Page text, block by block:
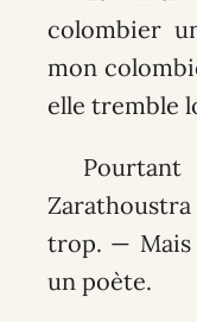
colombier
mon
elle tremble
trop. — Mais
un poète.